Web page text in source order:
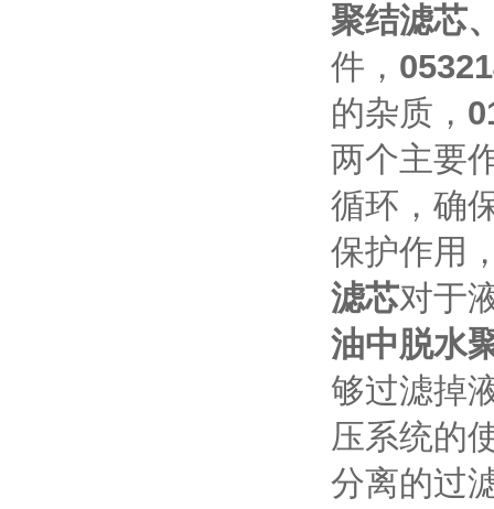
聚结滤芯
件，
的杂质，
两个主要
循环，确
保护作用
滤芯对于
油中脱水
够过滤掉
压系统的
分离的过